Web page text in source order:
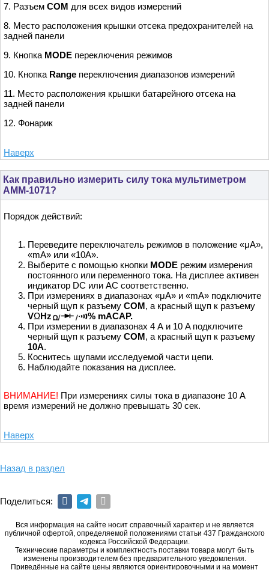
7. Разъем COM для всех видов измерений
8. Место расположения крышки отсека предохранителей на
задней панели
9. Кнопка MODE переключения режимов
10. Кнопка Range переключения диапазонов измерений
11. Место расположения крышки батарейного отсека на
задней панели
12. Фонарик
Наверх
Как правильно измерить силу тока мультиметром
АММ-1071?
Порядок действий:
Переведите переключатель режимов в положение «μA»,
«mA» или «10A».
Выберите с помощью кнопки MODE режим измерения
постоянного или переменного тока. На дисплее активен
индикатор DC или AC соответственно.
При измерениях в диапазонах «μA» и «mA» подключите
черный щуп к разъему COM, а красный щуп к разъему
VΩHz
% mACAP.
При измерении в диапазонах 4 А и 10 A подключите
черный щуп к разъему COM, а красный щуп к разъему
10А.
Коснитесь щупами исследуемой части цепи.
Наблюдайте показания на дисплее.
ВНИМАНИЕ! При измерениях силы тока в диапазоне 10 А
время измерений не должно превышать 30 сек.
Наверх
Назад в раздел
Поделиться:
Вся информация на сайте носит справочный характер и не является
публичной офертой, определяемой положениями статьи 437 Гражданского
кодекса Российской Федерации.
Технические параметры и комплектность поставки товара могут быть
изменены производителем без предварительного уведомления.
Приведённые на сайте цены являются ориентировочными и на момент